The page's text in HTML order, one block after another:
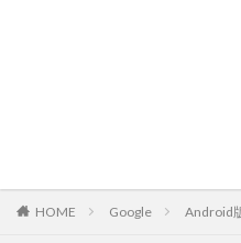
HOME Google Android